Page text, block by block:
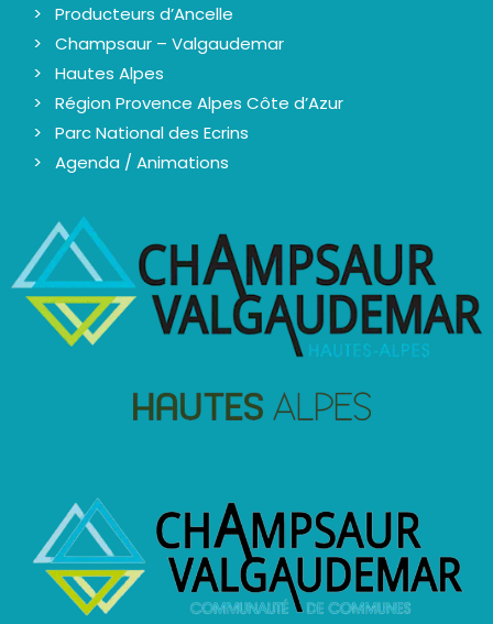
Producteurs d’Ancelle
Champsaur – Valgaudemar
Hautes Alpes
Région Provence Alpes Côte d’Azur
Parc National des Ecrins
Agenda / Animations